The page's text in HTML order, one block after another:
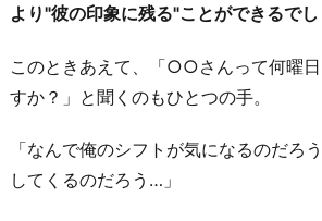
より"彼の印象に残る"ことができるでし
このときあえて、「○○さんって何曜
すか？」と聞くのもひとつの手。
「なんで俺のシフトが気になるのだろ
してくるのだろう…」